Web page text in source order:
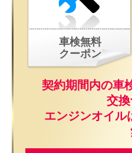
車検無料
クーポン
契約期間内の車
交
エンジンオイル